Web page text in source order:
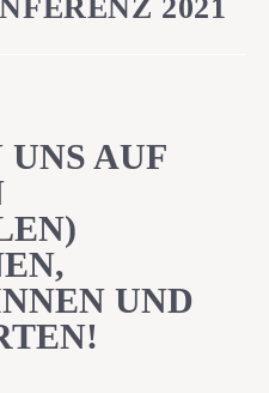
2021
AUF
UND